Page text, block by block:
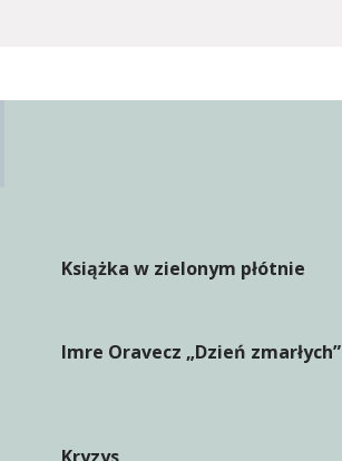
Książka w zielonym płótnie
Imre Oravecz „Dzień zmarłych”